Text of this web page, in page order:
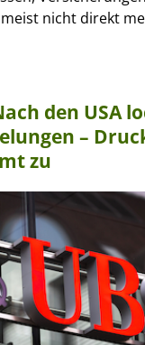
nicht direkt
den USA
–
zu